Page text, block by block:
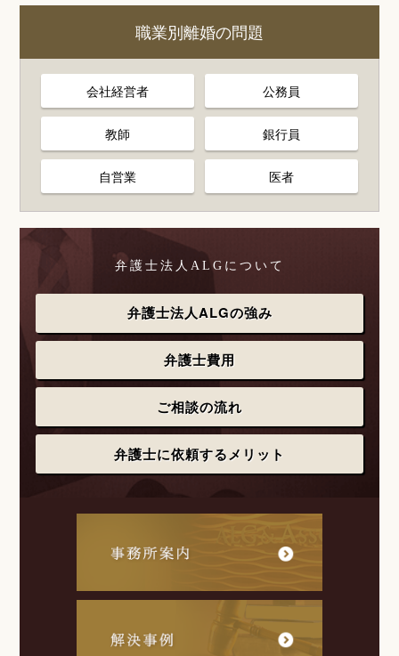
職業別離婚の問題
会社経営者 公務員
教師 銀行員
自営業 医者
弁護士法人ALGについて
弁護士法人ALGの強み
弁護士費用
ご相談の流れ
弁護士に依頼するメリット